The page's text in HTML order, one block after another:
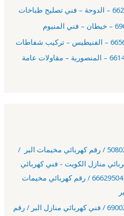
مقاولات عامة الكويت 66140865 – المنصورية – مقاولات عامة
كهربائي مخيمات البر / 50802191 / رقم كهربائي مخيمات البر /
منازل الكويت - فني كهربائي
كهربائي مخيمات البر / 66629504 / رقم كهربائي مخيمات
كهربائي مخيمات البر / 69002231 / فني كهربائي منازل البر / رقم